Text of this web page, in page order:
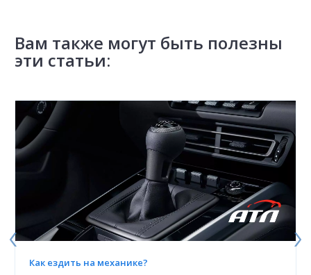
Вам также могут быть полезны
эти статьи:
Как ездить на механике?